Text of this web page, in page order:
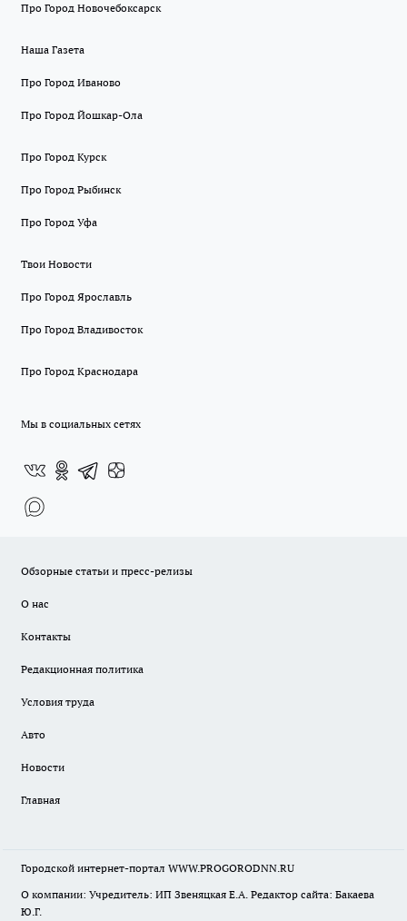
Про Город Новочебоксарск
Наша Газета
Про Город Иваново
Про Город Йошкар-Ола
Про Город Курск
Про Город Рыбинск
Про Город Уфа
Твои Новости
Про Город Ярославль
Про Город Владивосток
Про Город Краснодара
Мы в социальных сетях
Обзорные статьи и пресс-релизы
О нас
Контакты
Редакционная политика
Условия труда
Авто
Новости
Главная
Городской интернет-портал WWW.PROGORODNN.RU
О компании: Учредитель: ИП Звеняцкая Е.А. Редактор сайта: Бакаева
Ю.Г.